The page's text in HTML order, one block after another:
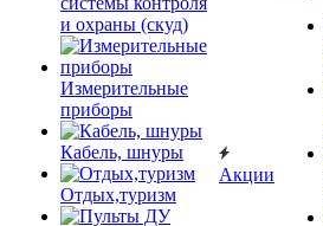
и охраны (скуд)
Измерительные
приборы
Кабель, шнуры
Отдых,туризм
Акции